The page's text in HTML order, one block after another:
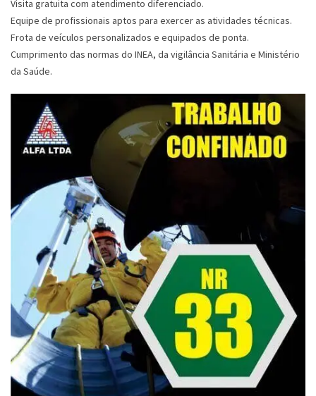
Visita gratuita com atendimento diferenciado.
Equipe de profissionais aptos para exercer as atividades técnicas.
Frota de veículos personalizados e equipados de ponta.
Cumprimento das normas do INEA, da vigilância Sanitária e Ministério
da Saúde.